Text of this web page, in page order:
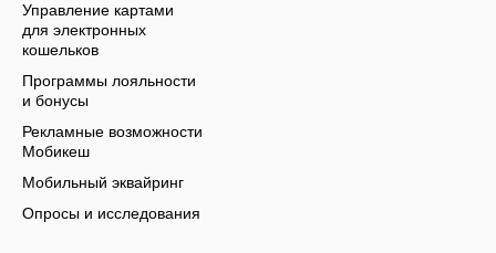
Управление картами
для электронных
кошельков
Программы лояльности
и бонусы
Рекламные возможности
Мобикеш
Мобильный эквайринг
Опросы и исследования